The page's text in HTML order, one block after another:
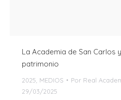
La Academia de San Carlos
patrimonio
2025 MEDIOS Por Real
29/03/2025